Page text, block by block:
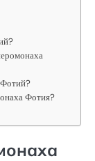
Фотия?